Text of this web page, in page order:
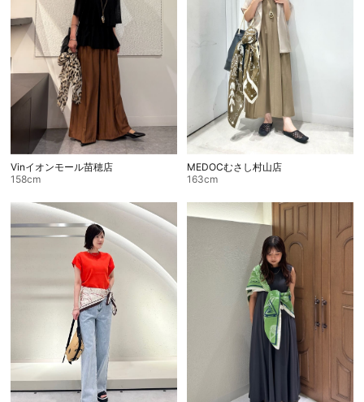
Vinイオンモール苗穂店
158cm
MEDOCむさし村山店
163cm